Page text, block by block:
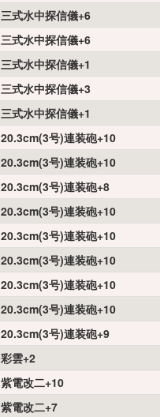
三式水中探信儀+6
三式水中探信儀+6
三式水中探信儀+1
三式水中探信儀+3
三式水中探信儀+1
20.3cm(3号)連装砲+10
20.3cm(3号)連装砲+10
20.3cm(3号)連装砲+8
20.3cm(3号)連装砲+10
20.3cm(3号)連装砲+10
20.3cm(3号)連装砲+10
20.3cm(3号)連装砲+10
20.3cm(3号)連装砲+10
20.3cm(3号)連装砲+9
彩雲+2
紫電改二+10
紫電改二+7